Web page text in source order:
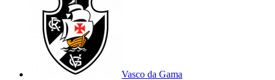
Vasco da Gama